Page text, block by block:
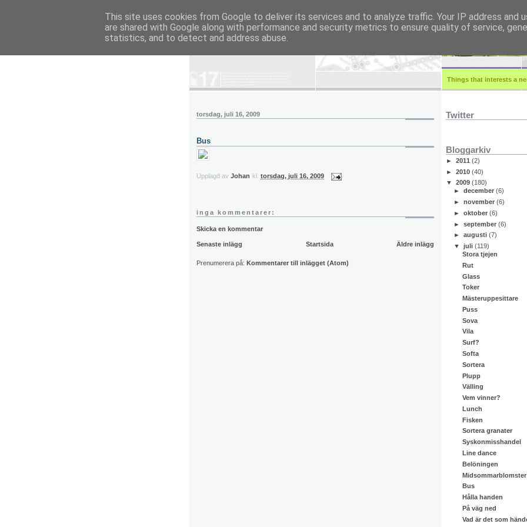
blog.wieslander.eu
Things that interests a
torsdag, juli 16, 2009
Bus
Upplagd av Johan kl. torsdag, juli 16, 2009
inga kommentarer:
Skicka en kommentar
Senaste inlägg Äldre inlägg
Startsida
Prenumerera på: Kommentarer till inlägget (Atom)
Twitter
Bloggarkiv
► 2011 (2)
► 2010 (40)
▼ 2009 (180)
►december(6)
►november(6)
►oktober(6)
►september(6)
►augusti(7)
▼juli(119)
Stora tjejen
Rut
Glass
Toker
Mästeruppesittare
Puss
Sova
Vila
Surf?
Softa
Sortera
Plupp
Välling
Vem vinner?
Lunch
Fisken
Sortera granater
Syskonmisshandel
Line dance
Belöningen
Midsommarblomster
Bus
Hålla handen
På väg ned
Vad är det som
This site uses cookies from Google to deliver its services and to analyze traffic. Your IP address and
are shared with Google along with performance and security metrics to ensure quality of service,
statistics, and to detect and address abuse.